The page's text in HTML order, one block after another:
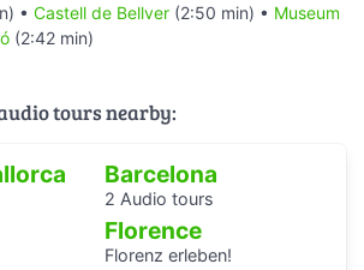
• Castell de Bellver (2:50 min) • Museum
(2:42 min)
tours nearby:
Barcelona
2 Audio tours
Florence
Florenz erleben!